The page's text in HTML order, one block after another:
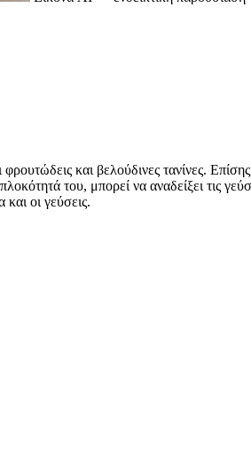
και βελούδινες τανίνες.
του, μπορεί να αναδείξει τις
οι γεύσεις.